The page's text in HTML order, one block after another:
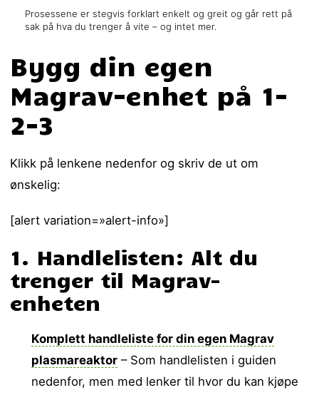
Prosessene er stegvis forklart enkelt og greit og går rett på
sak på hva du trenger å vite – og intet mer.
Bygg din egen
Magrav-enhet på 1-
2-3
Klikk på lenkene nedenfor og skriv de ut om
ønskelig:
[alert variation=»alert-info»]
1. Handlelisten: Alt du
trenger til Magrav-
enheten
Komplett handleliste for din egen Magrav
plasmareaktor – Som handlelisten i guiden
nedenfor, men med lenker til hvor du kan kjøpe